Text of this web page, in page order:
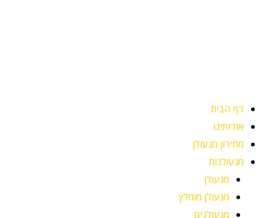
דף הבית
אודותינו
מחירון מנעולן
מנעולנות
מנעולן
מנעולן מומלץ
מנעולנים